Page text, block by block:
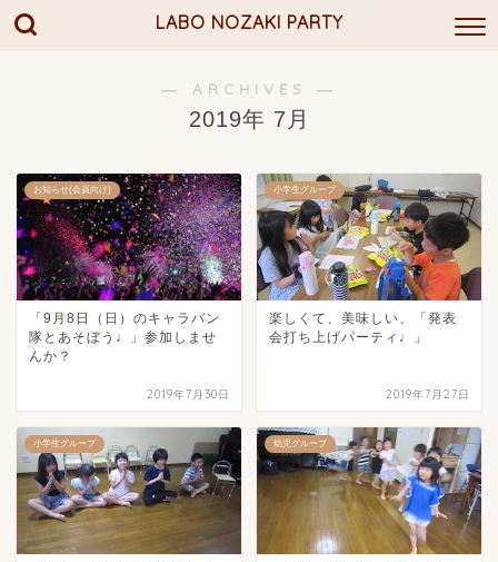
LABO NOZAKI PARTY
― ARCHIVES ―
2019年 7月
お知らせ(会員向け)
「9月8日（日）のキャラバン
隊とあそぼう♩」参加しませ
んか？
2019年7月30日
小学生グループ
楽しくて、美味しい、「発表
会打ち上げパーティ♩」
2019年7月27日
小学生グループ 幼児グループ